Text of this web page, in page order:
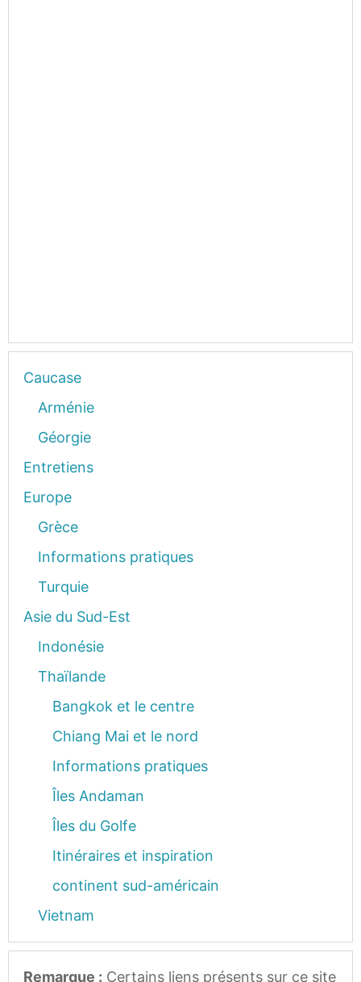
Caucase
Arménie
Géorgie
Entretiens
Europe
Grèce
Informations pratiques
Turquie
Asie du Sud-Est
Indonésie
Thaïlande
Bangkok et le centre
Chiang Mai et le nord
Informations pratiques
Îles Andaman
Îles du Golfe
Itinéraires et inspiration
continent sud-américain
Vietnam
Remarque : Certains liens présents sur ce site